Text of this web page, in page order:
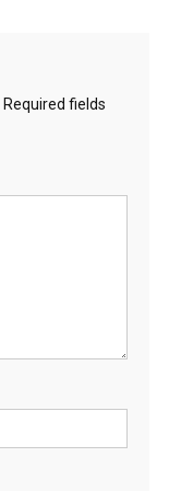
Required fields